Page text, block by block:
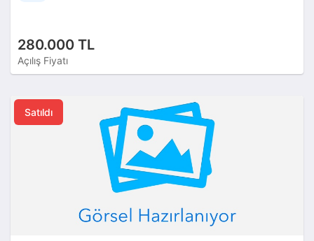
280.000 TL
Açılış Fiyatı
Satıldı